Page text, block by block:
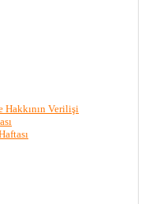
Hakkının Verilişi